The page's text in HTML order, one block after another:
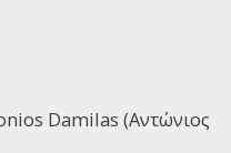
Damilas (Αντώνιος